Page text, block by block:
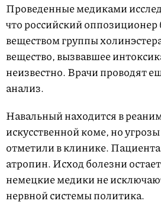
Проведенные медиками
что российский оппозиционер
веществом группы
вещество, вызвавшее
неизвестно. Врачи проводят
анализ.
Навальный находится в
искусственной коме, но
отметили в клинике.
атропин. Исход болезни
немецкие медики не
нервной системы политика.